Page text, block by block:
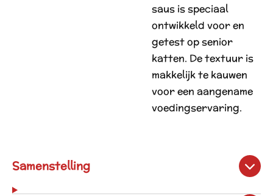
saus is speciaal
ontwikkeld voor en
getest op senior
katten. De textuur is
makkelijk te kauwen
voor een aangename
voedingservaring.
Samenstelling